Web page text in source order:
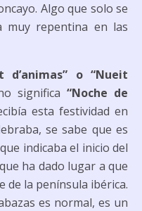
Algo que solo se
muy repentina en las
d’animas” o “Nueit
significa “Noche de
esta festividad en
se sabe que es
indicaba el inicio del
ha dado lugar a que
de la península ibérica.
es normal, es un